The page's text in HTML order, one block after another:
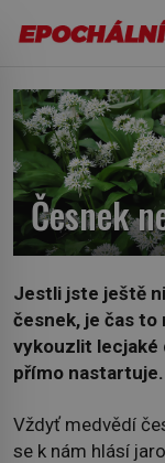
Česnek
Jestli jste ještě
česnek, je čas to
vykouzlit lecjaké
přímo nastartuje.
Vždyť medvědí
se k nám hlásí